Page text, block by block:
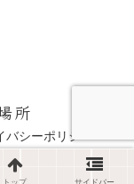
所
バシーポリシー
所.
トップ サイドバー